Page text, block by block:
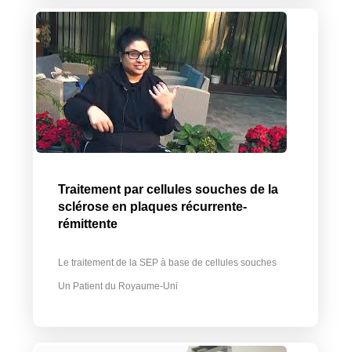
Traitement par cellules souches de la
sclérose en plaques récurrente-
rémittente
Le traitement de la SEP à base de cellules souches
Un Patient du Royaume-Uni